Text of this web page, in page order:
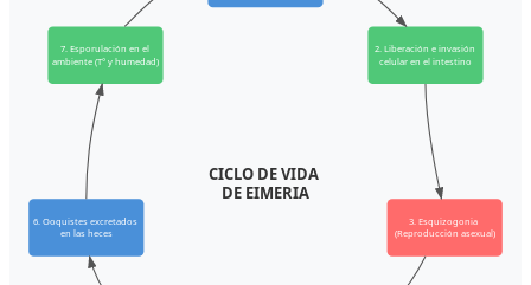
CICLO DE VIDA
DE EIMERIA
2. Liberación e invasión
celular en el intestino
3. Esquizogonia
(Reproducción asexual)
6. Ooquistes excretados
en las heces
7. Esporulación en el
ambiente (T° y humedad)